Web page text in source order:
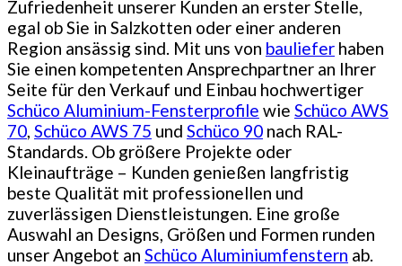
Zufriedenheit unserer Kunden an erster Stelle,
egal ob Sie in Salzkotten oder einer anderen
Region ansässig sind. Mit uns von bauliefer haben
Sie einen kompetenten Ansprechpartner an Ihrer
Seite für den Verkauf und Einbau hochwertiger
Schüco Aluminium-Fensterprofile wie Schüco AWS
70, Schüco AWS 75 und Schüco 90 nach RAL-
Standards. Ob größere Projekte oder
Kleinaufträge – Kunden genießen langfristig
beste Qualität mit professionellen und
zuverlässigen Dienstleistungen. Eine große
Auswahl an Designs, Größen und Formen runden
unser Angebot an Schüco Aluminiumfenstern ab.